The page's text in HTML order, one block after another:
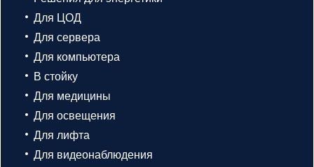
Для ЦОД
Для сервера
Для компьютера
В стойку
Для медицины
Для освещения
Для лифта
Для видеонаблюдения